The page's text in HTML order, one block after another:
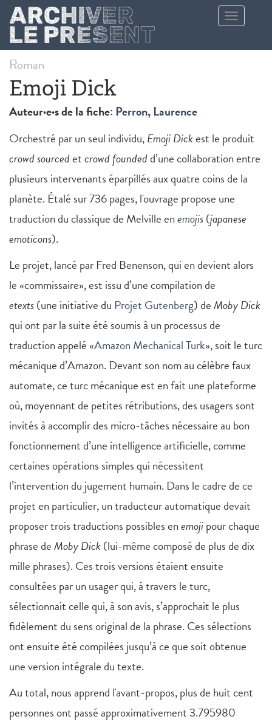
Aller au contenu principal
Toggle
navigation
Roman
Emoji Dick
Auteur·e·s de la fiche: Perron, Laurence
Orchestré par un seul individu,Emoji Dickest le produit
crowd sourcedetcrowd foundedd’une collaboration entre
plusieurs intervenants éparpillés aux quatre coins de la
planète. Étalé sur 736 pages, l'ouvrage propose une
traduction du classique de Melville enemojis(japanese
emoticons).
Le projet, lancé par Fred Benenson, qui en devient alors
le «commissaire», est issu d’une compilation de
etexts(une initiative du Projet Gutenberg) deMoby Dick
qui ont par la suite été soumis à un processus de
traduction appelé «Amazon Mechanical Turk», soit le turc
mécanique d’Amazon. Devant son nom au célèbre faux
automate, ce turc mécanique est en fait une plateforme
où, moyennant de petites rétributions, des usagers sont
invités à accomplir des micro-tâches nécessaire au bon
fonctionnement d’une intelligence artificielle, comme
certaines opérations simples qui nécessitent
l’intervention du jugement humain. Dans le cadre de ce
projet en particulier, un traducteur automatique devait
proposer trois traductions possibles enemojipour chaque
phrase deMoby Dick(lui-même composé de plus de dix
mille phrases). Ces trois versions étaient ensuite
consultées par un usager qui, à travers le turc,
sélectionnait celle qui, à son avis, s’approchait le plus
fidèlement du sens original de la phrase. Ces sélections
ont ensuite été compilées jusqu’à ce que soit obtenue
une version intégrale du texte.
Au total, nous apprend l'avant-propos, plus de huit cent
personnes ont passé approximativement 3.795980